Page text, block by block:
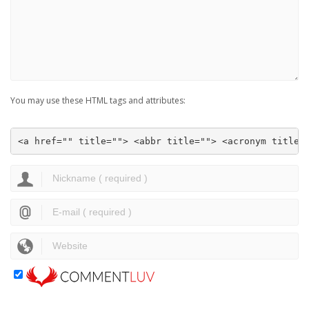
You may use these HTML tags and attributes:
<a href="" title=""> <abbr title=""> <acronym